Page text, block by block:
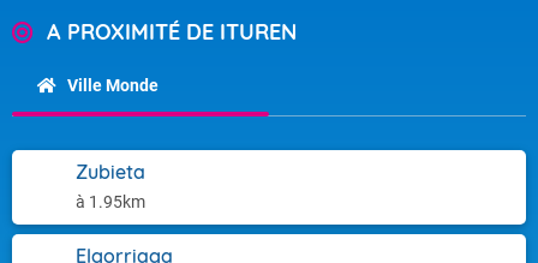
A PROXIMITÉ DE ITUREN
Ville Monde
Zubieta
à 1.95km
Elgorriaga